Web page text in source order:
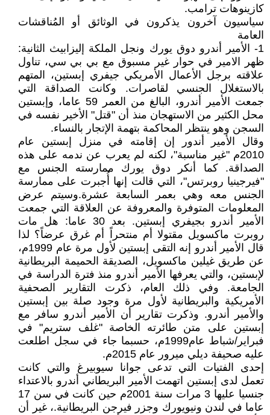
كازينوهات ترامب.
سياسيون آخرون يذكرون في الوثائق أو المُناقشات
العامة
1- الأمير أندرو دوق يورك ونجل الملكة إليزابيث الثانية:
ظهر الامير في حوار غير مسبوق مع بي بي سي، تناول
علاقته برجل الأعمال الأمريكي جيفري إبستين، المتهم
بالاستغلال الجنسي لقاصرات. وكانت الصداقة التي
جمعت الأمير أندرو، البالغ من العمر 59 عاما، وإبستين
محل الكثير من الاستهجان منذ أن "قتل" الأخير نفسه في
السجن وهو ينتظر المحاكمة بتهمة الإتجار بالنساء.
وقال الأمير أندور إن إقامته في منزل إبستين عام
2010م "غير مناسبة"، لكنه لم يعرب عن ندمه على هذه
الصداقة. كما أنكر دوق يورك ممارسته الجنس مع
"فيرجينيا روبرتس"، التي قالت إنها أُجبرت على ممارسة
الجنس معه وهي بعمر السابعة عشرة.وسيتم عرض
المعلومات المتوفرة والمعروفة عن العلاقة التي جمعت
الأمير أندرو بجيفري إبستين. بعد 30 عاما: هل مات
روبرت ماكسويل مقتولا أم منتحراً أم غرق عرضاً؟ لذا
قال الأمير أندرو إنه التقى إبستين لأول مرة عام 1999م،
عن طريق غيلين ماكسويل، الصديقة الحميمة البريطانية
لإبستين، والتي يعرفها الأمير أندرو منذ فترة الدراسة في
الجامعة. وفي ذلك العام، ذكرت التقارير الصحفية
الأمريكية والبريطانية لأول مرة وجود صلة بين إبستين
والأمير أندرو. وذكرت تقارير أن الأمير أندرو سافر مع
إبستين على متن طائرته الخاصة "غلف ستريم" في
فبراير/شباط عام1999م، حسبما جاء في سجل اطلعت
عليه صحيفة ديلي ميرور عام 2015م.
إحدى الفتيات التي تدعى جوانا سيوبيرغ والتي كانت
تعمل لدى إبستين اتهمت الأمير البريطاني أندرو بالاعتداء
جنسيا عليها 3 مرات سنة 2001م حين كانت في سن 17
عاما في لندن ونيويورك وجزر فيرجن البريطانية.، غير أن